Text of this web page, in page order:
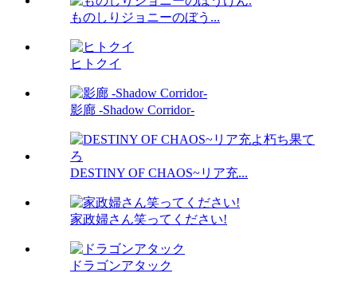
ものしりジョニーのぼう...
ヒトクイ
影廊 -Shadow Corridor-
DESTINY OF CHAOS~リア充...
家政婦さん笑ってください!
ドラゴンアタック